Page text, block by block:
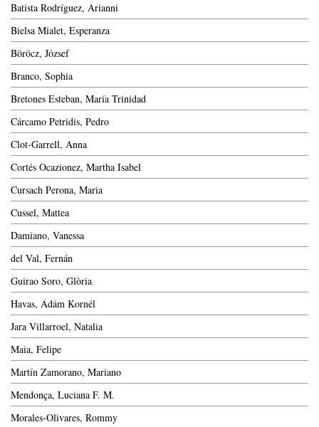
Batista Rodríguez, Arianni
Bielsa Mialet, Esperanza
Böröcz, József
Branco, Sophia
Bretones Esteban, María Trinidad
Cárcamo Petridis, Pedro
Clot-Garrell, Anna
Cortés Ocazionez, Martha Isabel
Cursach Perona, Maria
Cussel, Mattea
Damiano, Vanessa
del Val, Fernán
Guirao Soro, Glòria
Havas, Ádám Kornél
Jara Villarroel, Natalia
Maia, Felipe
Martín Zamorano, Mariano
Mendonça, Luciana F. M.
Morales-Olivares, Rommy